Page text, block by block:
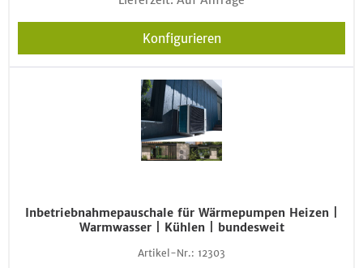
Konfigurieren
Inbetriebnahmepauschale für Wärmepumpen Heizen |
Warmwasser | Kühlen | bundesweit
Artikel-Nr.: 12303